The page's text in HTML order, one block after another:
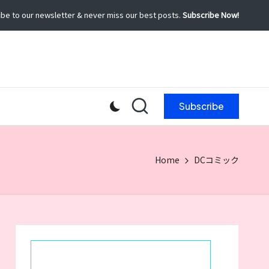
to our newsletter & never miss our best posts. Subscribe Now!
Subscribe
Home DCコミック